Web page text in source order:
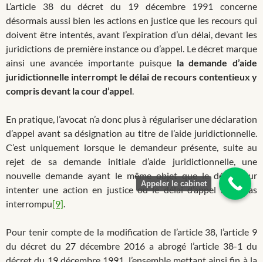
L’article 38 du décret du 19 décembre 1991 concerne
désormais aussi bien les actions en justice que les recours qui
doivent être intentés, avant l’expiration d’un délai, devant les
juridictions de première instance ou d’appel. Le décret marque
ainsi une avancée importante puisque la demande d’aide
juridictionnelle interrompt le délai de recours contentieux y
compris devant la cour d’appel.
En pratique, l’avocat n’a donc plus à régulariser une déclaration
d’appel avant sa désignation au titre de l’aide juridictionnelle.
C’est uniquement lorsque le demandeur présente, suite au
rejet de sa demande initiale d’aide juridictionnelle, une
nouvelle demande ayant le même objet que le délai pour
intenter une action en justice ou le délai d’appel n’est pas
interrompu[9].
Pour tenir compte de la modification de l’article 38, l’article 9
du décret du 27 décembre 2016 a abrogé l’article 38-1 du
Appeler le cabinet